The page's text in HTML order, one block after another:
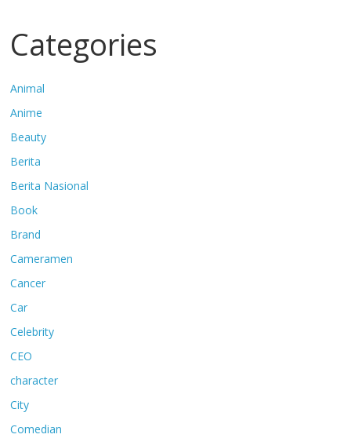
Categories
Animal
Anime
Beauty
Berita
Berita Nasional
Book
Brand
Cameramen
Cancer
Car
Celebrity
CEO
character
City
Comedian